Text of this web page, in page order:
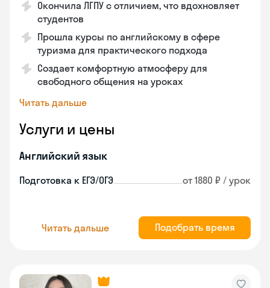
Окончила ЛГПУ с отличием, что вдохновляет
студентов
Прошла курсы по английскому в сфере
туризма для практического подхода
Создает комфортную атмосферу для
свободного общения на уроках
Читать дальше
Услуги и цены
Английский язык
Подготовка к ЕГЭ/ОГЭ от 1880 ₽ / урок
Читать дальше Подобрать время